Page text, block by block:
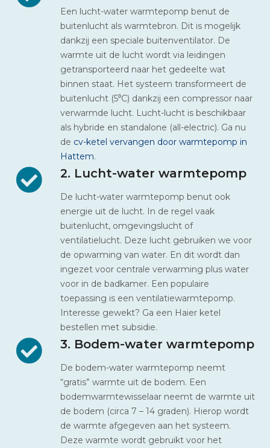
Een lucht-water warmtepomp benut de
buitenlucht als warmtebron. Dit is mogelijk
dankzij een speciale buitenventilator. De
warmte uit de lucht wordt via leidingen
getransporteerd naar het gedeelte wat
binnen staat. Het systeem transformeert de
buitenlucht (5⁰C) dankzij een compressor naar
verwarmde lucht. Lucht-lucht is beschikbaar
als hybride en standalone (all-electric). Ga nu
de cv-ketel vervangen door warmtepomp in
Hattem.
2. Lucht-water warmtepomp
De lucht-water warmtepomp benut ook
energie uit de lucht. In de regel vaak
buitenlucht, omgevingslucht of
ventilatielucht. Deze lucht gebruiken we voor
de opwarming van water. En dit wordt dan
ingezet voor centrale verwarming plus water
voor in de badkamer. Een populaire
toepassing is een ventilatiewarmtepomp.
Interesse gewekt? Ga een Haier ketel
bestellen met subsidie.
3. Bodem-water warmtepomp
De bodem-water warmtepomp neemt
“gratis” warmte uit de bodem. Een
bodemwarmtewisselaar neemt de warmte uit
de bodem (circa 7 – 14 graden). Hierop wordt
de warmte afgegeven aan het systeem.
Deze warmte wordt gebruikt voor het